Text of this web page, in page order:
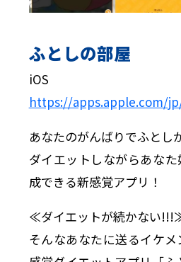
ふとしの部屋
https://apps.apple.com/
あなたのがんばりでふとし
ダイエットしながらあな
成できる新感覚アプリ！
≪ダイエットが続かない
そんなあなたに送るイケ